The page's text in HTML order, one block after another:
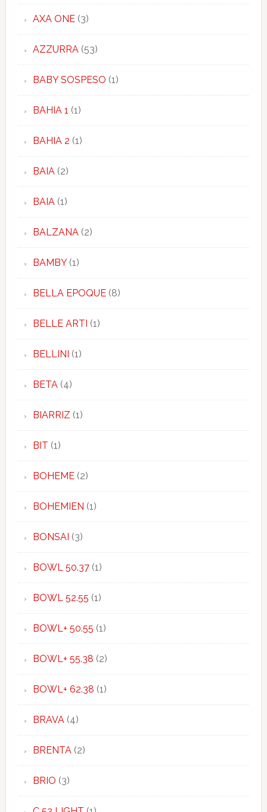
AXA ONE(3)
AZZURRA(53)
BABY SOSPESO (1)
BAHIA 1 (1)
BAHIA 2 (1)
BAIA(2)
BAIA(1)
BALZANA(2)
BAMBY(1)
BELLA EPOQUE(8)
BELLE ARTI (1)
BELLINI (1)
BETA(4)
BIARRIZ (1)
BIT (1)
BOHEME(2)
BOHEMIEN (1)
BONSAI (3)
BOWL 50.37(1)
BOWL 52.55 (1)
BOWL+ 50.55 (1)
BOWL+ 55.38 (2)
BOWL+ 62.38 (1)
BRAVA(4)
BRENTA(2)
BRIO (3)